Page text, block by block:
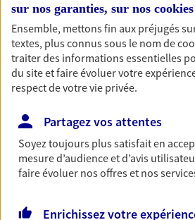
OBTENIR UN TARIF EN
Garantie
Bricoleuse, féru de jardinage,
accident du quotidien. Avec Ma
Accident, protégez votre qualité
revenus.
Découvrir l'offre Garantie Accidents
sur nos garanties, sur nos
Ensemble, mettons fin aux préjugés
textes, plus connus sous le nom de
traiter des informations essentielles
du site et faire évoluer votre
respect de votre vie privée.
Partagez vos attentes
Soyez toujours plus satisfait en
mesure d’audience et d’avis
faire évoluer nos offres et nos
Enrichissez votre